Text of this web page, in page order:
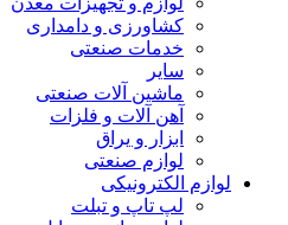
کشاورزی و دامداری
خدمات صنعتی
سایر
ماشین آلات صنعتی
آهن آلات و فلزات
ابزار و یراق
لوازم صنعتی
لوازم الکترونیکی
لپ تاپ و تبلت